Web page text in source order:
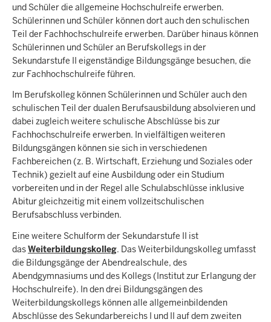
und Schüler die allgemeine Hochschulreife erwerben.
Schülerinnen und Schüler können dort auch den schulischen
Teil der Fachhochschulreife erwerben. Darüber hinaus können
Schülerinnen und Schüler an Berufskollegs in der
Sekundarstufe II eigenständige Bildungsgänge besuchen, die
zur Fachhochschulreife führen.
Im Berufskolleg können Schülerinnen und Schüler auch den
schulischen Teil der dualen Berufsausbildung absolvieren und
dabei zugleich weitere schulische Abschlüsse bis zur
Fachhochschulreife erwerben. In vielfältigen weiteren
Bildungsgängen können sie sich in verschiedenen
Fachbereichen (z. B. Wirtschaft, Erziehung und Soziales oder
Technik) gezielt auf eine Ausbildung oder ein Studium
vorbereiten und in der Regel alle Schulabschlüsse inklusive
Abitur gleichzeitig mit einem vollzeitschulischen
Berufsabschluss verbinden.
Eine weitere Schulform der Sekundarstufe II ist
dasWeiterbildungskolleg. Das Weiterbildungskolleg umfasst
die Bildungsgänge der Abendrealschule, des
Abendgymnasiums und des Kollegs (Institut zur Erlangung der
Hochschulreife). In den drei Bildungsgängen des
Weiterbildungskollegs können alle allgemeinbildenden
Abschlüsse des Sekundarbereichs I und II auf dem zweiten